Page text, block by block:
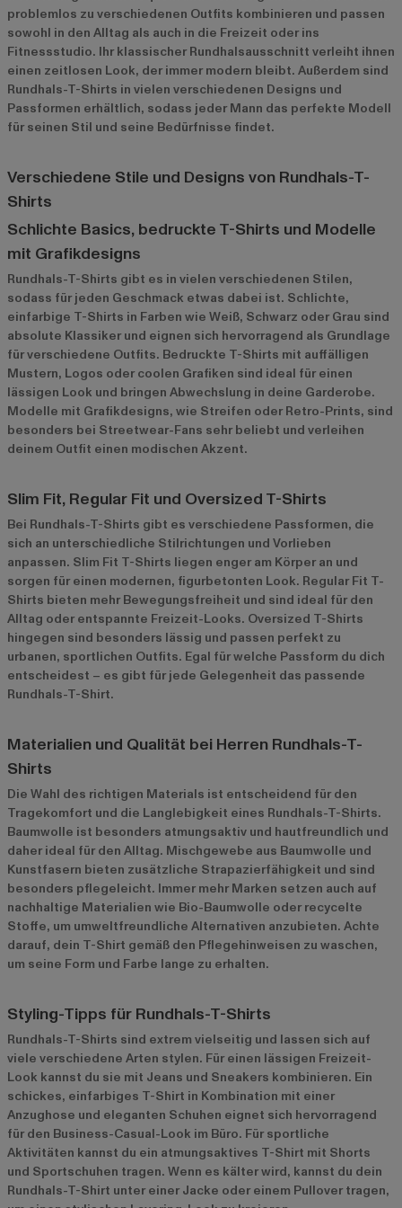
problemlos zu verschiedenen Outfits kombinieren und passen
sowohl in den Alltag als auch in die Freizeit oder ins
Fitnessstudio. Ihr klassischer Rundhalsausschnitt verleiht ihnen
einen zeitlosen Look, der immer modern bleibt. Außerdem sind
Rundhals-T-Shirts in vielen verschiedenen Designs und
Passformen erhältlich, sodass jeder Mann das perfekte Modell
für seinen Stil und seine Bedürfnisse findet.
Verschiedene Stile und Designs von Rundhals-T-
Shirts
Schlichte Basics, bedruckte T-Shirts und Modelle
mit Grafikdesigns
Rundhals-T-Shirts gibt es in vielen verschiedenen Stilen,
sodass für jeden Geschmack etwas dabei ist. Schlichte,
einfarbige T-Shirts in Farben wie Weiß, Schwarz oder Grau sind
absolute Klassiker und eignen sich hervorragend als Grundlage
für verschiedene Outfits. Bedruckte T-Shirts mit auffälligen
Mustern, Logos oder coolen Grafiken sind ideal für einen
lässigen Look und bringen Abwechslung in deine Garderobe.
Modelle mit Grafikdesigns, wie Streifen oder Retro-Prints, sind
besonders bei Streetwear-Fans sehr beliebt und verleihen
deinem Outfit einen modischen Akzent.
Slim Fit, Regular Fit und Oversized T-Shirts
Bei Rundhals-T-Shirts gibt es verschiedene Passformen, die
sich an unterschiedliche Stilrichtungen und Vorlieben
anpassen. Slim Fit T-Shirts liegen enger am Körper an und
sorgen für einen modernen, figurbetonten Look. Regular Fit T-
Shirts bieten mehr Bewegungsfreiheit und sind ideal für den
Alltag oder entspannte Freizeit-Looks. Oversized T-Shirts
hingegen sind besonders lässig und passen perfekt zu
urbanen, sportlichen Outfits. Egal für welche Passform du dich
entscheidest – es gibt für jede Gelegenheit das passende
Rundhals-T-Shirt.
Materialien und Qualität bei Herren Rundhals-T-
Shirts
Die Wahl des richtigen Materials ist entscheidend für den
Tragekomfort und die Langlebigkeit eines Rundhals-T-Shirts.
Baumwolle ist besonders atmungsaktiv und hautfreundlich und
daher ideal für den Alltag. Mischgewebe aus Baumwolle und
Kunstfasern bieten zusätzliche Strapazierfähigkeit und sind
besonders pflegeleicht. Immer mehr Marken setzen auch auf
nachhaltige Materialien wie Bio-Baumwolle oder recycelte
Stoffe, um umweltfreundliche Alternativen anzubieten. Achte
darauf, dein T-Shirt gemäß den Pflegehinweisen zu waschen,
um seine Form und Farbe lange zu erhalten.
Styling-Tipps für Rundhals-T-Shirts
Rundhals-T-Shirts sind extrem vielseitig und lassen sich auf
viele verschiedene Arten stylen. Für einen lässigen Freizeit-
Look kannst du sie mit Jeans und Sneakers kombinieren. Ein
schickes, einfarbiges T-Shirt in Kombination mit einer
Anzughose und eleganten Schuhen eignet sich hervorragend
für den Business-Casual-Look im Büro. Für sportliche
Aktivitäten kannst du ein atmungsaktives T-Shirt mit Shorts
und Sportschuhen tragen. Wenn es kälter wird, kannst du dein
Rundhals-T-Shirt unter einer Jacke oder einem Pullover tragen,